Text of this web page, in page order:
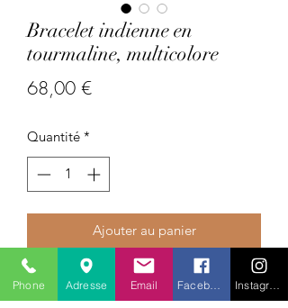
Bracelet indienne en
tourmaline, multicolore
68,00 €Prix
Quantité *
Ajouter au panier
Paye : Inde
Bracelet en Tourmaline Multicolore –
Phone Adresse Email